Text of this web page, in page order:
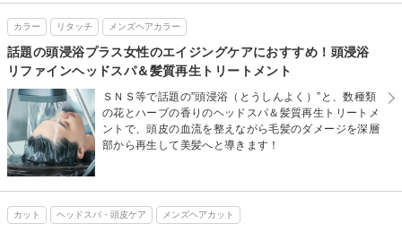
カラー リタッチ メンズヘアカラー
話題の頭浸浴プラス女性のエイジングケアにおすすめ！頭浸浴
リファインヘッドスパ＆髪質再生トリートメント
ＳＮＳ等で話題の”頭浸浴（とうしんよく）”と、数種類
の花とハーブの香りのヘッドスパ＆髪質再生トリートメ
ントで、頭皮の血流を整えながら毛髪のダメージを深層
部から再生して美髪へと導きます！
カット ヘッドスパ・頭皮ケア メンズヘアカット